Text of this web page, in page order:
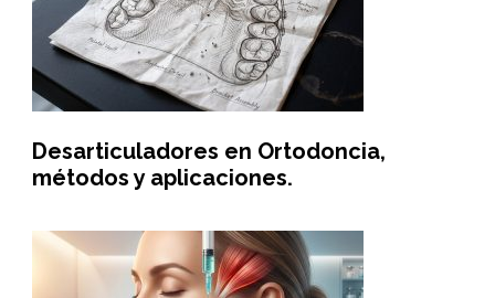
Desarticuladores en Ortodoncia,
métodos y aplicaciones.